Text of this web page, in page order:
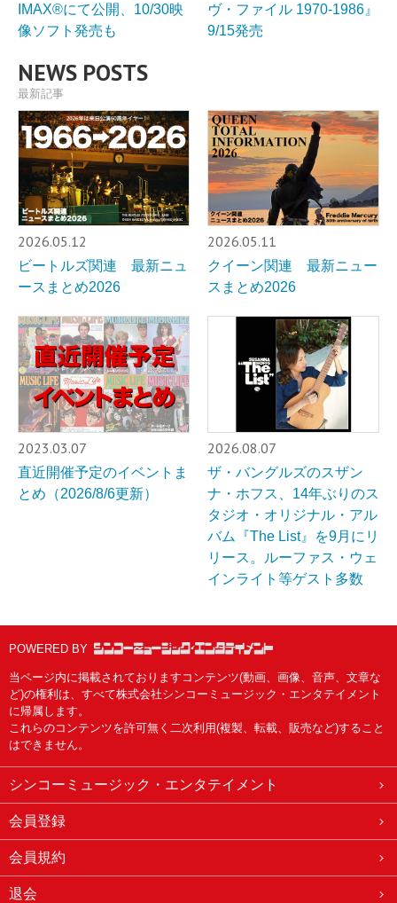
IMAX®︎にて公開、10/30映
像ソフト発売も
ヴ・ファイル 1970-1986』
9/15発売
NEWS POSTS
最新記事
2026.05.12
ビートルズ関連 最新ニュ
ースまとめ2026
2026.05.11
クイーン関連 最新ニュー
スまとめ2026
2023.03.07
直近開催予定のイベントま
とめ（2026/8/6更新）
2026.08.07
ザ・バングルズのスザン
ナ・ホフス、14年ぶりのス
タジオ・オリジナル・アル
バム『The List』を9月にリ
リース。ルーファス・ウェ
インライト等ゲスト多数
POWERED BY
当ページ内に掲載されておりますコンテンツ(動画、画像、音声、文章な
ど)の権利は、すべて株式会社シンコーミュージック・エンタテイメント
に帰属します。
これらのコンテンツを許可無く二次利用(複製、転載、販売など)すること
はできません。
シンコーミュージック・エンタテイメント
会員登録
会員規約
退会